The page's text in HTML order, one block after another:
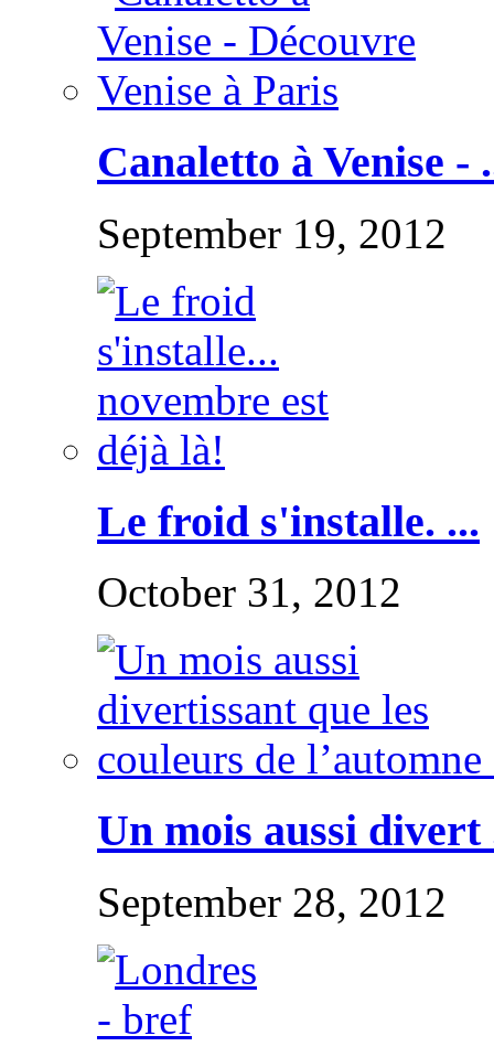
Canaletto à Venise -
September 19, 2012
Le froid s'installe. ...
October 31, 2012
Un mois aussi divert
September 28, 2012